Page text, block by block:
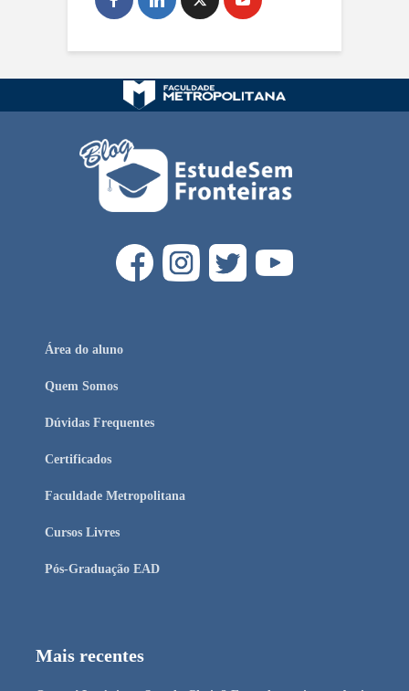
Área do aluno
Quem Somos
Dúvidas Frequentes
Certificados
Faculdade Metropolitana
Cursos Livres
Pós-Graduação EAD
Mais recentes